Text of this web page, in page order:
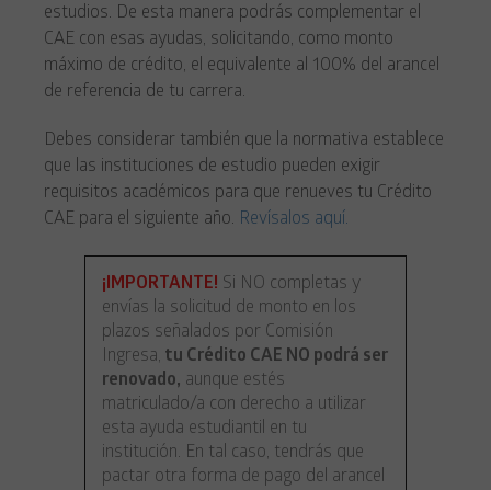
estudios. De esta manera podrás complementar el
CAE con esas ayudas, solicitando, como monto
máximo de crédito, el equivalente al 100% del arancel
de referencia de tu carrera.
Debes considerar también que la normativa establece
que las instituciones de estudio pueden exigir
requisitos académicos para que renueves tu Crédito
CAE para el siguiente año. Revísalos aquí.
¡IMPORTANTE! Si NO completas y
envías la solicitud de monto en los
plazos señalados por Comisión
Ingresa, tu Crédito CAE NO podrá ser
renovado, aunque estés
matriculado/a con derecho a utilizar
esta ayuda estudiantil en tu
institución. En tal caso, tendrás que
pactar otra forma de pago del arancel